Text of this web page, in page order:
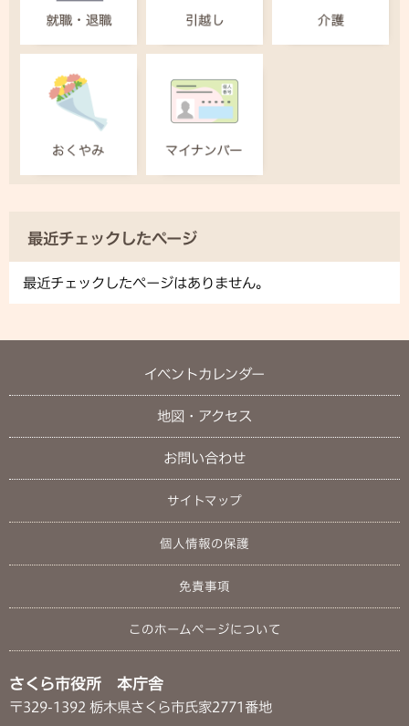
最近チェックしたページ
最近チェックしたページはありません。
イベントカレンダー
地図・アクセス
お問い合わせ
サイトマップ
個人情報の保護
免責事項
このホームページについて
さくら市役所 本庁舎
〒329-1392 栃木県さくら市氏家2771番地